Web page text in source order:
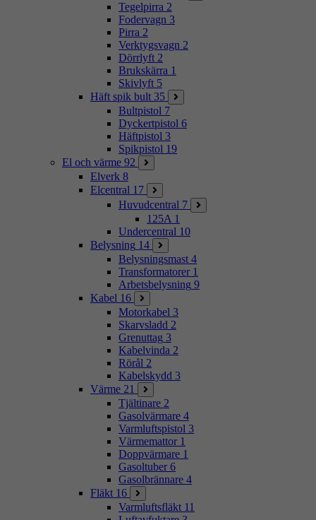
Tegelpirra 2
Fodervagn 3
Pirra 2
Verktygsvagn 2
Dörrlyft 2
Brukskärra 1
Skivlyft 5
Häft spik bult 35
Bultpistol 7
Dyckertpistol 6
Häftpistol 3
Spikpistol 19
El och värme 92
Elverk 8
Elcentral 17
Huvudcentral 7
125A 1
Undercentral 10
Belysning 14
Belysningsmast 4
Transformatorer 1
Arbetsbelysning 9
Kabel 16
Motorkabel 3
Skarvsladd 2
Grenuttag 3
Kabelvinda 2
Rörål 2
Kabelskydd 3
Värme 21
Tjältinare 2
Gasolvärmare 4
Varmluftspistol 3
Värmemattor 1
Doppvärmare 1
Gasoltuber 6
Gasolbrännare 4
Fläkt 16
Varmluftsfläkt 11